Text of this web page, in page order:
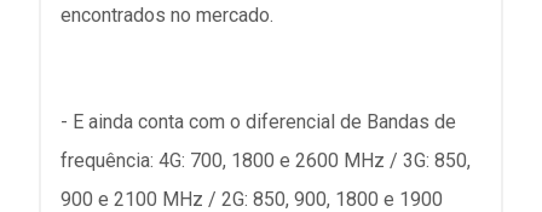
encontrados no mercado.
- E ainda conta com o diferencial de Bandas de
frequência: 4G: 700, 1800 e 2600 MHz / 3G: 850,
900 e 2100 MHz / 2G: 850, 900, 1800 e 1900